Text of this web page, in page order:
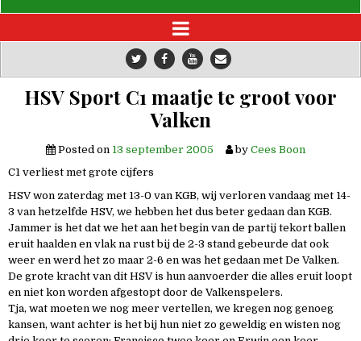
HSV Sport C1 maatje te groot voor
Valken
Posted on 13 september 2005 by Cees Boon
C1 verliest met grote cijfers
HSV won zaterdag met 13-0 van KGB, wij verloren vandaag met 14-
3 van hetzelfde HSV, we hebben het dus beter gedaan dan KGB.
Jammer is het dat we het aan het begin van de partij tekort ballen
eruit haalden en vlak na rust bij de 2-3 stand gebeurde dat ook
weer en werd het zo maar 2-6 en was het gedaan met De Valken.
De grote kracht van dit HSV is hun aanvoerder die alles eruit loopt
en niet kon worden afgestopt door de Valkenspelers.
Tja, wat moeten we nog meer vertellen, we kregen nog genoeg
kansen, want achter is het bij hun niet zo geweldig en wisten nog